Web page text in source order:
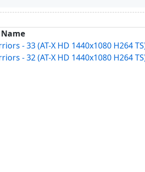
Name
- 33 (AT-X HD 1440x1080 H264
- 32 (AT-X HD 1440x1080 H264